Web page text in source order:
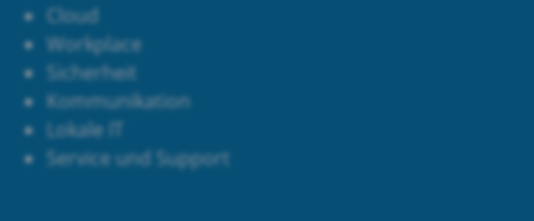
Cloud
Workplace
Sicherheit
Kommunikation
Lokale IT
Service und Support